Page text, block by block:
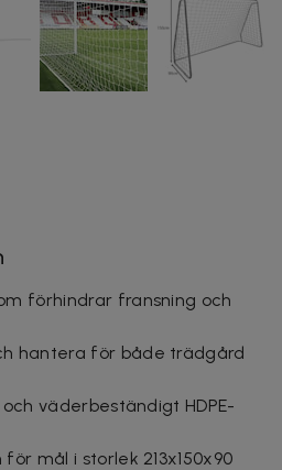
förhindrar fransning och
hantera för både trädgård
väderbeständigt HDPE-
mål i storlek 213x150x90